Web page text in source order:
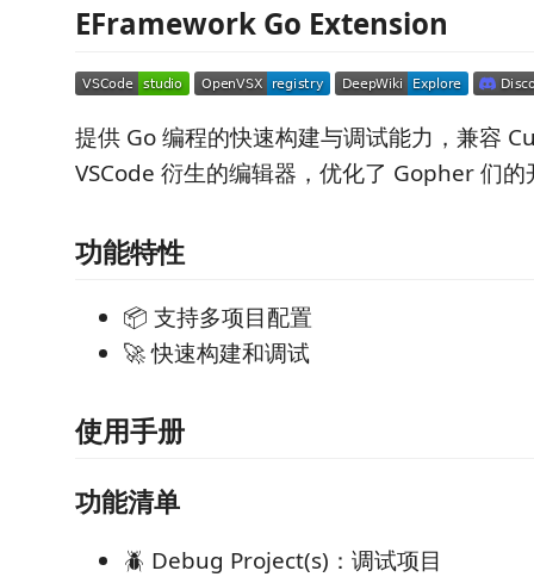
EFramework Go Extension
提供 Go 编程的快速构建与调试能力，兼容
VSCode 衍生的编辑器，优化了 Gopher 们的
功能特性
📦 支持多项目配置
🚀 快速构建和调试
使用手册
功能清单
🪲 Debug Project(s)：调试项目